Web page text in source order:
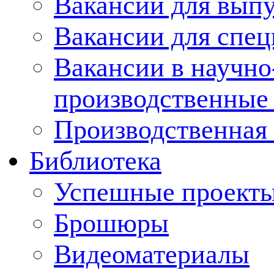
Вакансии для
Вакансии в
Производственная
Библиотека
Успешные
Брошюры
Видеоматериалы